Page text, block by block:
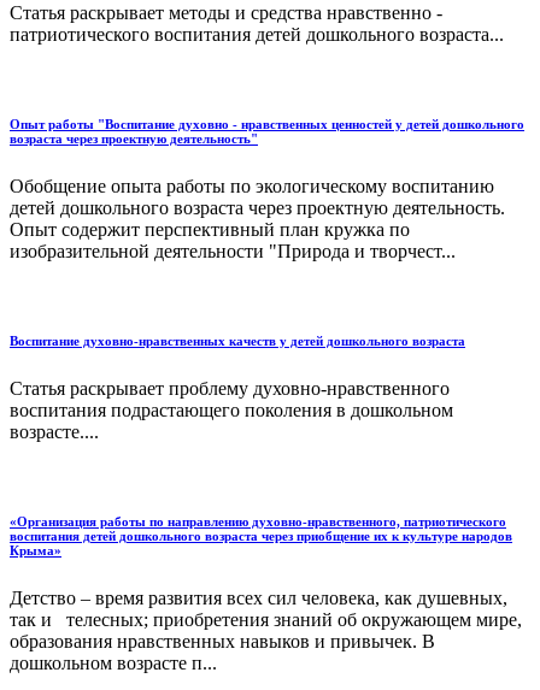
Статья раскрывает методы и средства нравственно -
патриотического воспитания детей дошкольного возраста...
Опыт работы "Воспитание духовно - нравственных ценностей у детей дошкольного
возраста через проектную деятельность"
Обобщение опыта работы по экологическому воспитанию
детей дошкольного возраста через проектную деятельность.
Опыт содержит перспективный план кружка по
изобразительной деятельности "Природа и творчест...
Воспитание духовно-нравственных качеств у детей дошкольного возраста
Статья раскрывает проблему духовно-нравственного
воспитания подрастающего поколения в дошкольном
возрасте....
«Организация работы по направлению духовно-нравственного, патриотического
воспитания детей дошкольного возраста через приобщение их к культуре народов
Крыма»
Детство – время развития всех сил человека, как душевных,
так и телесных; приобретения знаний об окружающем мире,
образования нравственных навыков и привычек. В
дошкольном возрасте п...